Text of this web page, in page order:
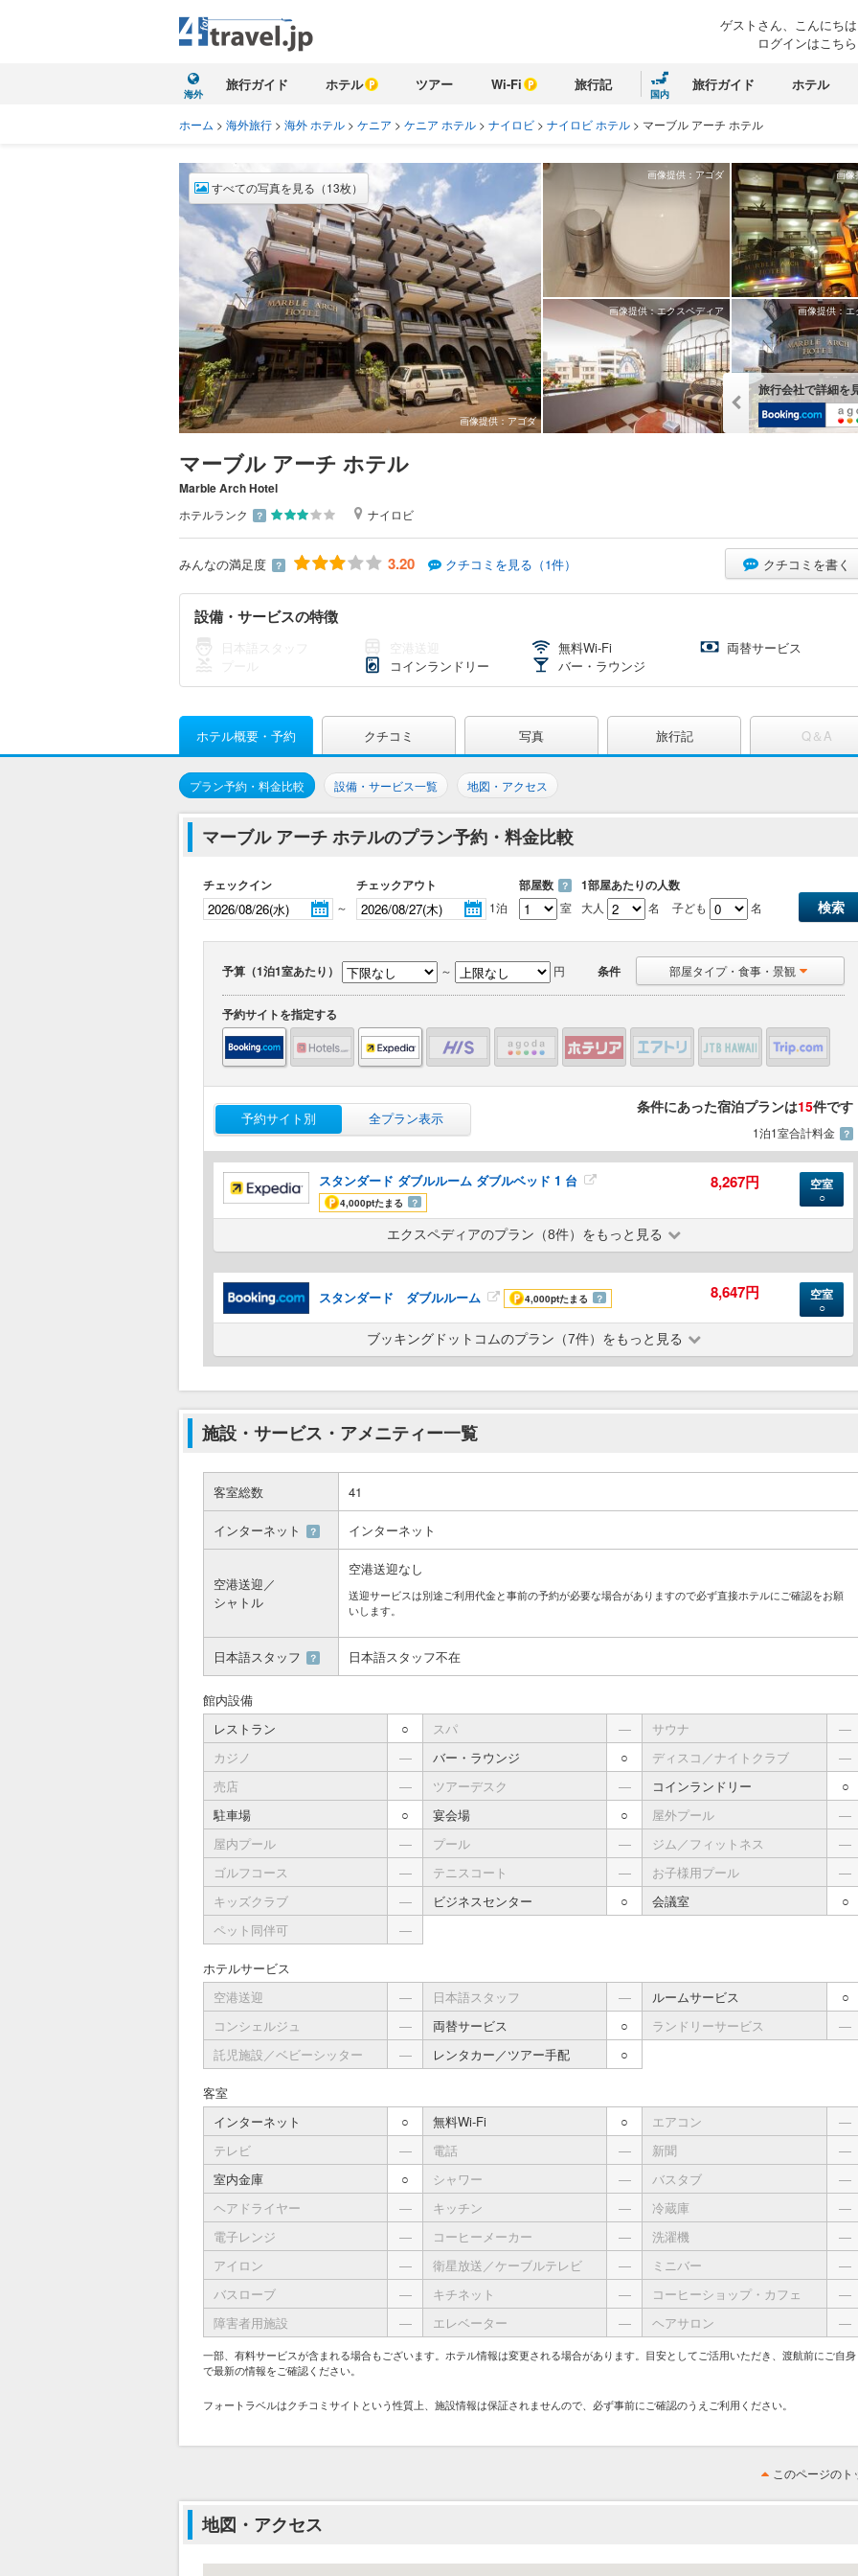
ゲストさん、こんにちは
ログインはこちら
海外
旅行ガイド ホテル ツアー Wi-Fi 旅行記
国内
旅行ガイド ホテル
ホーム > 海外旅行 > 海外 ホテル > ケニア > ケニア ホテル > ナイロビ > ナイロビ ホテル > マーブル アーチ ホテル
画像提供：アゴダ
すべての写真を見る（13枚）
画像提供：アゴダ 画像
画像提供：エクスペディア 画像提供：
旅行会社で詳細を
マーブル アーチ ホテル
Marble Arch Hotel
ホテルランク ？ ナイロビ
みんなの満足度 ？ 3.20 クチコミを見る（1件） クチコミを書く
設備・サービスの特徴
無料Wi-Fi
両替サービス
コインランドリー バー・ラウンジ
ホテル概要・予約 クチコミ 写真 旅行記 Q＆A
プラン予約・料金比較 設備・サービス一覧 地図・アクセス
マーブル アーチ ホテルのプラン予約・料金比較
チェックイン
～
チェックアウト
1泊
部屋数 ？
室
1部屋あたりの人数
大人 名 子ども 名
予算（1泊1室あたり） ～ 円 条件 部屋タイプ・食事・景観
予約サイトを指定する
予約サイト別 全プラン表示
条件にあった宿泊プランは15件です
1泊1室合計料金 ？
スタンダード ダブルルーム ダブルベッド 1 台
4,000ptたまる ？
8,267円 空室
○
エクスペディアのプラン（8件）をもっと見る
スタンダード ダブルルーム 4,000ptたまる ？ 8,647円 空室
○
ブッキングドットコムのプラン（7件）をもっと見る
施設・サービス・アメニティー一覧
客室総数 41
インターネット ？ インターネット
空港送迎／
シャトル
空港送迎なし
送迎サービスは別途ご利用代金と事前の予約が必要な場合がありますので必ず直接ホテルにご確認をお願
いします。
日本語スタッフ ？ 日本語スタッフ不在
館内設備
レストラン
○ スパ ― サウナ
―
カジノ
― バー・ラウンジ ○ ディスコ／ナイトクラブ
―
売店
― ツアーデスク ― コインランドリー
○
駐車場
○ 宴会場 ○ 屋外プール
―
屋内プール
― プール ― ジム／フィットネス
―
ゴルフコース
― テニスコート ― お子様用プール
―
キッズクラブ
― ビジネスセンター ○ 会議室
○
ペット同伴可
―
ホテルサービス
空港送迎
― 日本語スタッフ ― ルームサービス
○
コンシェルジュ
― 両替サービス ○ ランドリーサービス
―
託児施設／ベビーシッター
― レンタカー／ツアー手配 ○
客室
インターネット
○ 無料Wi-Fi ○ エアコン
―
テレビ
― 電話 ― 新聞
―
室内金庫
○ シャワー ― バスタブ
―
ヘアドライヤー
― キッチン ― 冷蔵庫
―
電子レンジ
― コーヒーメーカー ― 洗濯機
―
アイロン
― 衛星放送／ケーブルテレビ ― ミニバー
―
バスローブ
― キチネット ― コーヒーショップ・カフェ
―
障害者用施設
― エレベーター ― ヘアサロン ―
一部、有料サービスが含まれる場合もございます。ホテル情報は変更される場合があります。目安としてご活用いただき、渡航前にご自身
で最新の情報をご確認ください。
フォートラベルはクチコミサイトという性質上、施設情報は保証されませんので、必ず事前にご確認のうえご利用ください。
このページのト
地図・アクセス